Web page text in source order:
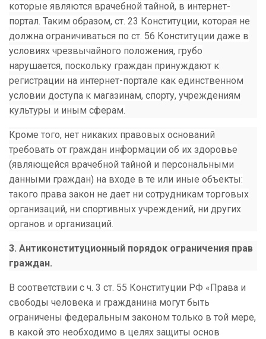
которые являются врачебной тайной, в интернет-
портал. Таким образом, ст. 23 Конституции, которая не
должна ограничиваться по ст. 56 Конституции даже в
условиях чрезвычайного положения, грубо
нарушается, поскольку граждан принуждают к
регистрации на интернет-портале как единственном
условии доступа к магазинам, спорту, учреждениям
культуры и иным сферам.
Кроме того, нет никаких правовых оснований
требовать от граждан информации об их здоровье
(являющейся врачебной тайной и персональными
данными граждан) на входе в те или иные объекты:
такого права закон не дает ни сотрудникам торговых
организаций, ни спортивных учреждений, ни других
органов и организаций.
3. Антиконституционный порядок ограничения прав
граждан.
В соответствии с ч. 3 ст. 55 Конституции РФ «Права и
свободы человека и гражданина могут быть
ограничены федеральным законом только в той мере,
в какой это необходимо в целях защиты основ